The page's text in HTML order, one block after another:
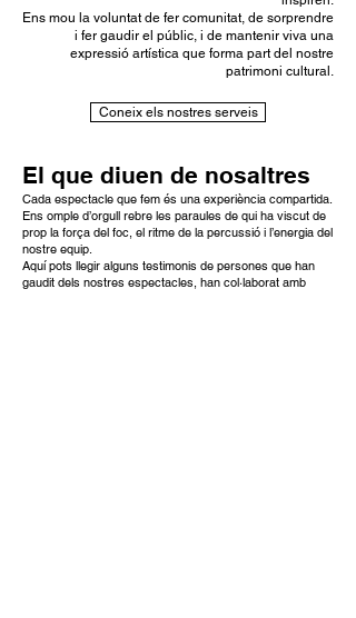
Ens mou la voluntat de fer comunitat, de sorprendre
i fer gaudir el públic, i de mantenir viva una
expressió artística que forma part del nostre
patrimoni cultural.
Coneix els nostres serveis
El que diuen de nosaltres
Cada espectacle que fem és una experiència compartida.
Ens omple d’orgull rebre les paraules de qui ha viscut de
prop la força del foc, el ritme de la percussió i l’energia del
nostre equip.
Aquí pots llegir alguns testimonis de persones que han
gaudit dels nostres espectacles, han col·laborat amb